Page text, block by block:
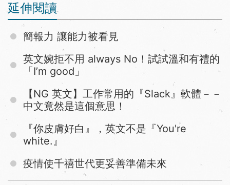
延伸閱讀
簡報力 讓能力被看見
英文婉拒不用 always No！試試溫和有禮的
「I’m good」
【NG 英文】工作常用的『Slack』軟體－－
中文竟然是這個意思！
『你皮膚好白』，英文不是『You're
white.』
疫情使千禧世代更妥善準備未來